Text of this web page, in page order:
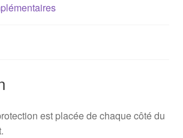
est placée de chaque côté du